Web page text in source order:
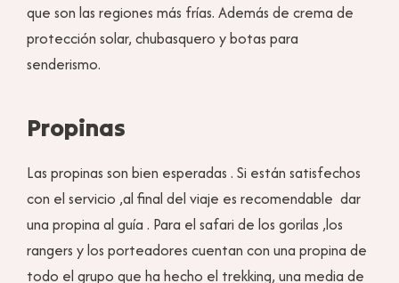
que son las regiones más frías. Además de crema de
protección solar, chubasquero y botas para
senderismo.
Propinas
Las propinas son bien esperadas . Si están satisfechos
con el servicio ,al final del viaje es recomendable dar
una propina al guía . Para el safari de los gorilas ,los
rangers y los porteadores cuentan con una propina de
todo el grupo que ha hecho el trekking, una media de